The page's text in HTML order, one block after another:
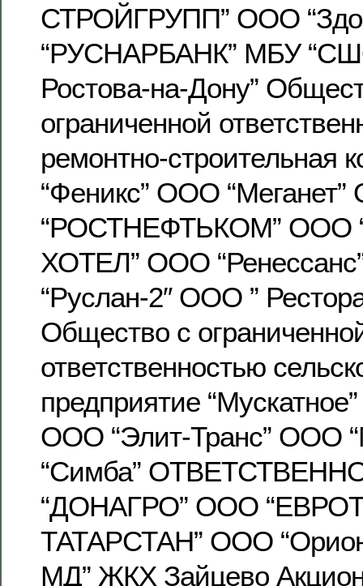
СТРОЙГРУПП” ООО
“РУСНАРБАНК” МБУ
Ростова-на-Дону”
ограниченной
ремонтно-строительная
“Феникс” ООО
“РОСТНЕФТЬКОМ” ООО
ХОТЕЛ” ООО
“Руслан-2″ ООО ”
Общество с
ответственностью
предприятие
ООО “Элит-Транс” ООО
“Симба”
“ДОНАГРО” ООО
ТАТАРСТАН” ООО
МД” ЖКХ Зайцево